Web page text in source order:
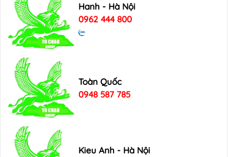
Hanh - Hà Nội
0962 444 800
Toàn Quốc
0948 587 785
Kieu Anh - Hà Nội